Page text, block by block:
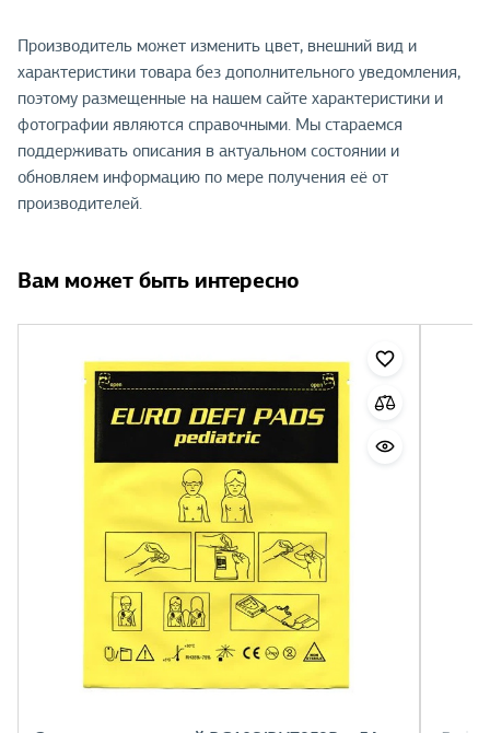
Производитель может изменить цвет, внешний вид и
характеристики товара без дополнительного уведомления,
поэтому размещенные на нашем сайте характеристики и
фотографии являются справочными. Мы стараемся
поддерживать описания в актуальном состоянии и
обновляем информацию по мере получения её от
производителей.
Вам может быть интересно